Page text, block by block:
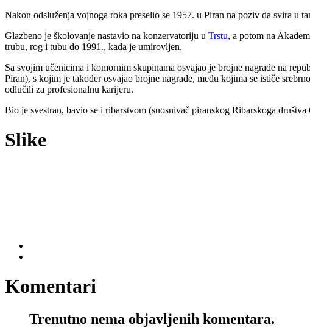
Nakon odsluženja vojnoga roka preselio se 1957. u Piran na poziv da svira u
Glazbeno je školovanje nastavio na konzervatoriju u Trstu, a potom na
trubu, rog i tubu do 1991., kada je umirovljen.
Sa svojim učenicima i komornim skupinama osvajao je brojne nagrade na
Piran), s kojim je također osvajao brojne nagrade, među kojima se ističe
odlučili za profesionalnu karijeru.
Bio je svestran, bavio se i ribarstvom (suosnivač piranskog Ribarskoga
Slike
Komentari
Trenutno nema objavljenih komentara.